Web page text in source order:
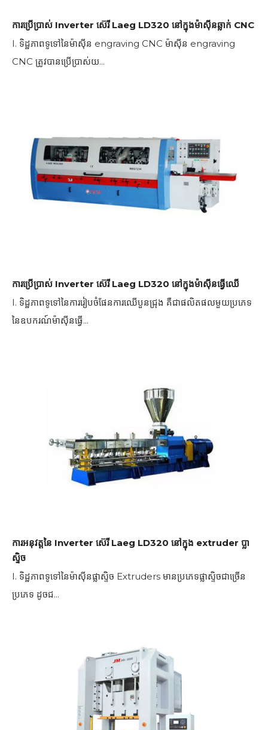
ការប្រើប្រាស់ Inverter ស៊េរី Laeg LD320 នៅក្នុងម៉ាស៊ីនឆ្លាក់ CNC
I. ទិដ្ឋភាពទូទៅនៃម៉ាស៊ីន engraving CNC ម៉ាស៊ីន engraving
CNC ត្រូវបានប្រើប្រាស់យ...
ការប្រើប្រាស់ Inverter ស៊េរី Laeg LD320 នៅក្នុងម៉ាស៊ីនធ្វើឈើ
I. ទិដ្ឋភាពទូទៅនៃការរៀបចំផែនការឈើបួនជ្រុង គឺជាផលិតផលមួយប្រភេទ
នៃឧបករណ៍ម៉ាស៊ីនធ្វើ...
ការអនុវត្តនៃ Inverter ស៊េរី Laeg LD320 នៅក្នុង extruder ប្លា
ស្ទិច
I. ទិដ្ឋភាពទូទៅនៃម៉ាស៊ីនផ្លាស្ទិច Extruders មានប្រភេទផ្លាស្ទិចជាច្រើន
ប្រភេទ ដូចជ...